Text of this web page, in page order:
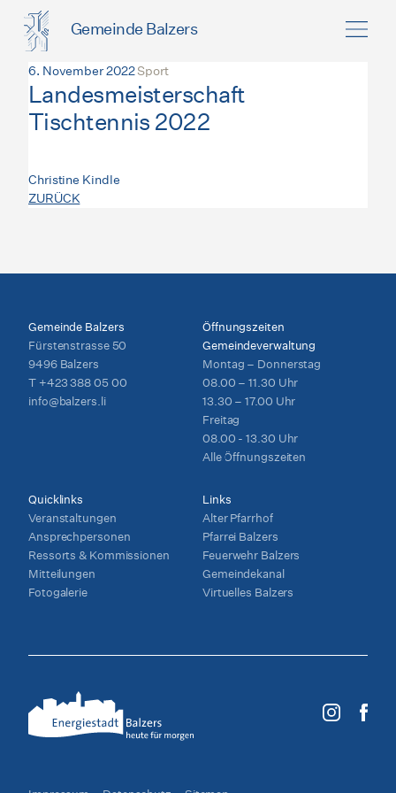
Gemeinde Balzers
6. November 2022Sport
Landesmeisterschaft
Tischtennis 2022
Christine Kindle
ZURÜCK
Gemeinde Balzers
Fürstenstrasse 50
9496 Balzers
T +423 388 05 00
info@balzers.li
Öffnungszeiten
Gemeindeverwaltung
Montag – Donnerstag
08.00 – 11.30 Uhr
13.30 – 17.00 Uhr
Freitag
08.00 - 13.30 Uhr
Alle Öffnungszeiten
Quicklinks
Veranstaltungen
Ansprechpersonen
Ressorts & Kommissionen
Mitteilungen
Fotogalerie
Links
Alter Pfarrhof
Pfarrei Balzers
Feuerwehr Balzers
Gemeindekanal
Virtuelles Balzers